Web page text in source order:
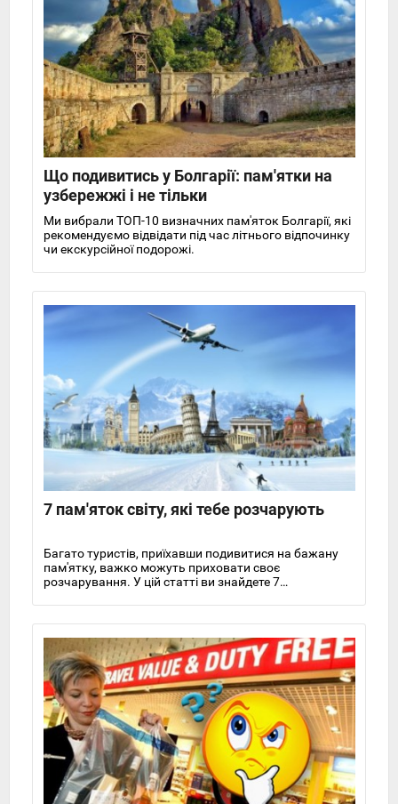
Що подивитись у Болгарії: пам'ятки на
узбережжі і не тільки
Ми вибрали ТОП-10 визначних пам'яток Болгарії, які
рекомендуємо відвідати під час літнього відпочинку
чи екскурсійної подорожі.
7 пам'яток світу, які тебе розчарують
Багато туристів, приїхавши подивитися на бажану
пам'ятку, важко можуть приховати своє
розчарування. У цій статті ви знайдете 7